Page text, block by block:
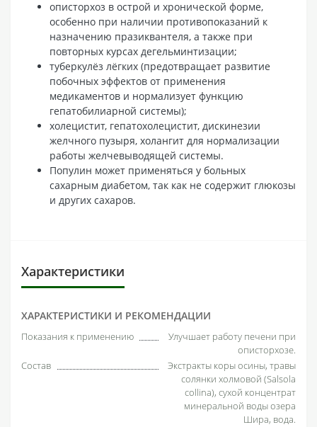
описторхоз в острой и хронической форме,
особенно при наличии противопоказаний к
назначению празиквантеля, а также при
повторных курсах дегельминтизации;
туберкулёз лёгких (предотвращает развитие
побочных эффектов от применения
медикаментов и нормализует функцию
гепатобилиарной системы);
холецистит, гепатохолецистит, дискинезии
желчного пузыря, холангит для нормализации
работы желчевыводящей системы.
Популин может применяться у больных
сахарным диабетом, так как не содержит глюкозы
и других сахаров.
Характеристики
ХАРАКТЕРИСТИКИ И РЕКОМЕНДАЦИИ
Показания к применению
Улучшает работу печени при
описторхозе.
Состав
Экстракты коры осины, травы
солянки холмовой (Salsola
collina), сухой концентрат
минеральной воды озера
Шира, вода.